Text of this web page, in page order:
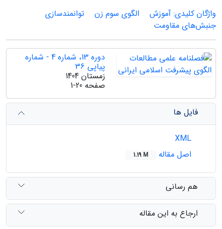
واژگان کلیدی: آموزش
الگوی سوم زن
توانمندسازی
جنبش‌های مقاومت
دوره 13، شماره 4 - شماره
پیاپی 36
زمستان 1404
صفحه 1-20
فایل ها
اصل مقاله
1.19 M
هم رسانی
ارجاع به این مقاله